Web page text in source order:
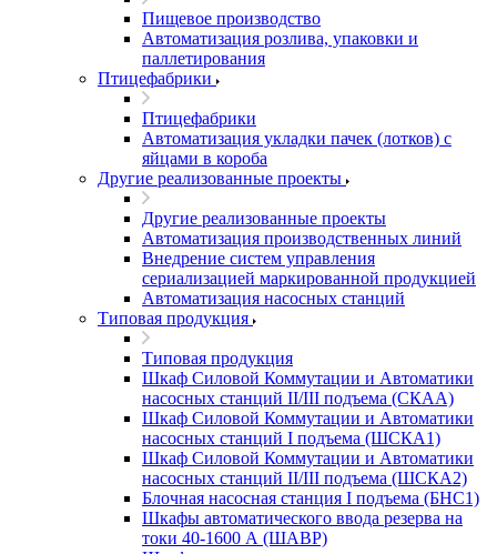
Пищевое производство
Автоматизация розлива, упаковки и
паллетирования
Птицефабрики
Птицефабрики
Автоматизация укладки пачек (лотков) с
яйцами в короба
Другие реализованные проекты
Другие реализованные проекты
Автоматизация производственных линий
Внедрение систем управления
сериализацией маркированной продукцией
Автоматизация насосных станций
Типовая продукция
Типовая продукция
Шкаф Силовой Коммутации и Автоматики
насосных станций II/III подъема (СКАА)
Шкаф Силовой Коммутации и Автоматики
насосных станций I подъема (ШСКА1)
Шкаф Силовой Коммутации и Автоматики
насосных станций II/III подъема (ШСКА2)
Блочная насосная станция I подъема (БНС1)
Шкафы автоматического ввода резерва на
токи 40-1600 А (ШАВР)